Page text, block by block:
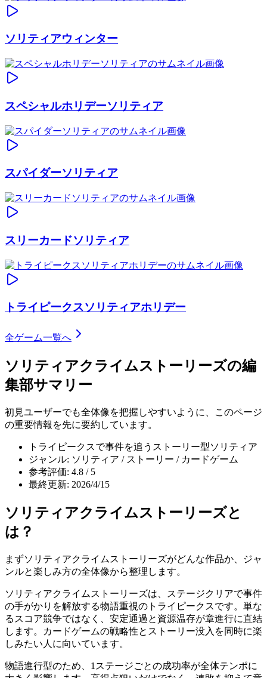
ソリティアウィンター
スペシャルホリデーソリティア
スパイダーソリティア
スリーカードソリティア
トライピークスソリティアホリデー
全ゲーム一覧へ
ソリティアクライムストーリーズの編
集部サマリー
初見ユーザーでも全体像を把握しやすいように、このページ
の重要情報を先に要約しています。
トライピークスで事件を追うストーリー型ソリティア
ジャンル: ソリティア / ストーリー / カードゲーム
参考評価: 4.8 / 5
最終更新: 2026/4/15
ソリティアクライムストーリーズと
は？
まずソリティアクライムストーリーズがどんな作品か、ジャ
ンルと楽しみ方の全体像から整理します。
ソリティアクライムストーリーズは、ステージクリアで事件
の手がかりを解放する物語重視のトライピークスです。単な
るスコア競争ではなく、安定通過と資源温存が章進行に直結
します。カードゲームの戦略性とストーリー没入を同時に楽
しみたい人に向いています。
物語進行型のため、1ステージごとの成功率が全体テンポに